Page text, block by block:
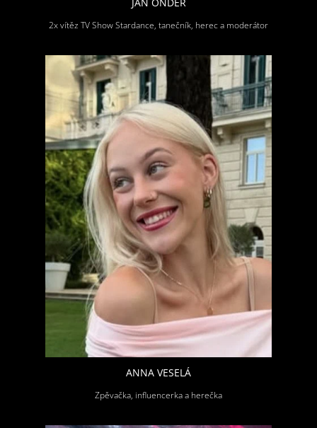
JAN ONDER
2x vítěz TV Show Stardance, tanečník, herec a moderátor
ANNA VESELÁ
Zpěvačka, influencerka a herečka